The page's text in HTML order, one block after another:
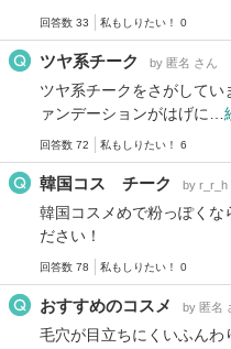
回答数 33 私もしりたい！ 0
ツヤ系チーク by 匿名 さん
ツヤ系チークをさがして
ァンデーションがはげに…
回答数 72 私もしりたい！ 6
韓国コス チーク by r_r_h
韓国コスメめで粉っぽくな
ださい！
回答数 78 私もしりたい！ 0
おすすめのコスメ by 匿名
毛穴が目立ちにくいふんわ